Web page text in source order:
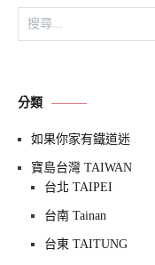
搜
尋
字:
分類
如果你家有鐵道迷
寶島台灣 TAIWAN
台北 TAIPEI
台南 Tainan
台東 TAITUNG